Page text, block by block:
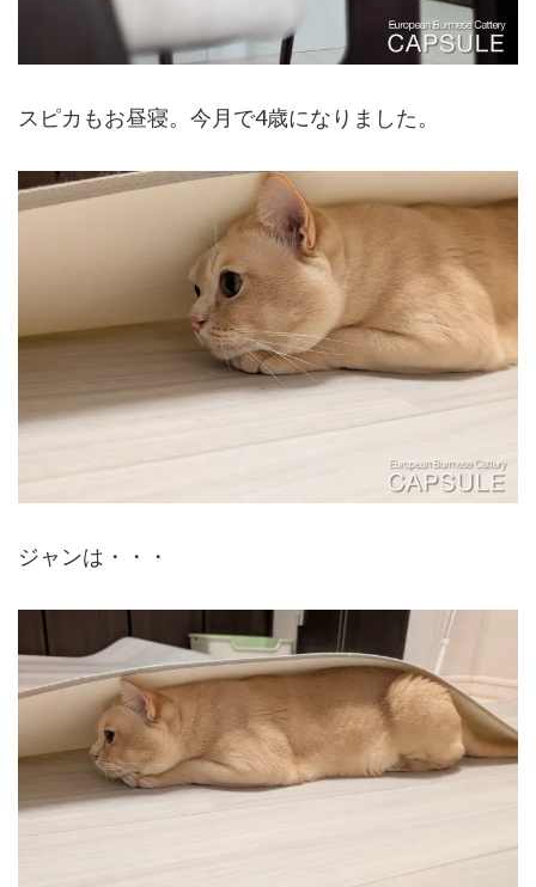
スピカもお昼寝。今月で4歳になりました。
ジャンは・・・